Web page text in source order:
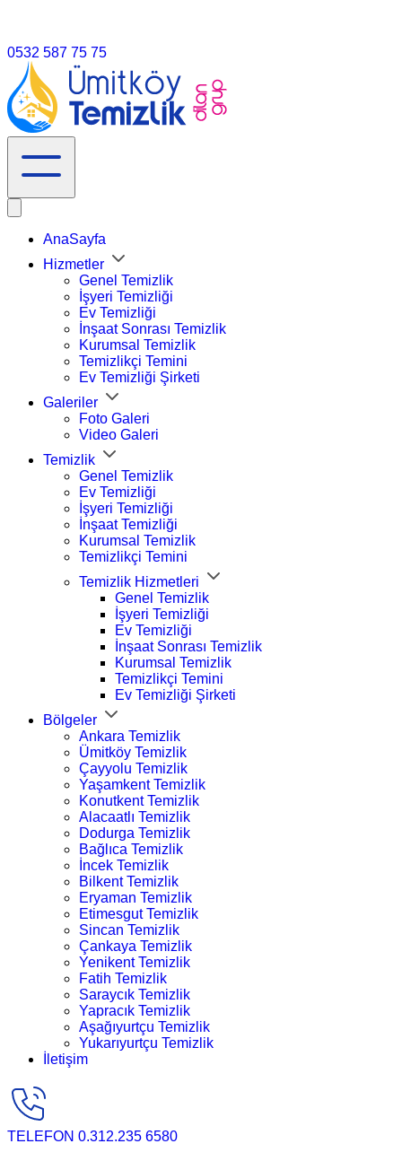
0532 587 75 75
AnaSayfa
Hizmetler
Genel Temizlik
İşyeri Temizliği
Ev Temizliği
İnşaat Sonrası Temizlik
Kurumsal Temizlik
Temizlikçi Temini
Ev Temizliği Şirketi
Galeriler
Foto Galeri
Video Galeri
Temizlik
Genel Temizlik
Ev Temizliği
İşyeri Temizliği
İnşaat Temizliği
Kurumsal Temizlik
Temizlikçi Temini
Temizlik Hizmetleri
Genel Temizlik
İşyeri Temizliği
Ev Temizliği
İnşaat Sonrası Temizlik
Kurumsal Temizlik
Temizlikçi Temini
Ev Temizliği Şirketi
Bölgeler
Ankara Temizlik
Ümitköy Temizlik
Çayyolu Temizlik
Yaşamkent Temizlik
Konutkent Temizlik
Alacaatlı Temizlik
Dodurga Temizlik
Bağlıca Temizlik
İncek Temizlik
Bilkent Temizlik
Eryaman Temizlik
Etimesgut Temizlik
Sincan Temizlik
Çankaya Temizlik
Yenikent Temizlik
Fatih Temizlik
Saraycık Temizlik
Yapracık Temizlik
Aşağıyurtçu Temizlik
Yukarıyurtçu Temizlik
İletişim
TELEFON 0.312.235 6580